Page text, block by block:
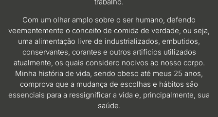
Com um olhar amplo sobre o ser humano, defendo
veementemente o conceito de comida de verdade, ou seja,
uma alimentação livre de industrializados, embutidos,
conservantes, corantes e outros artifícios utilizados
atualmente, os quais considero nocivos ao nosso corpo.
Minha história de vida, sendo obeso até meus 25 anos,
comprova que a mudança de escolhas e hábitos são
essenciais para a ressignificar a vida e, principalmente, sua
saúde.